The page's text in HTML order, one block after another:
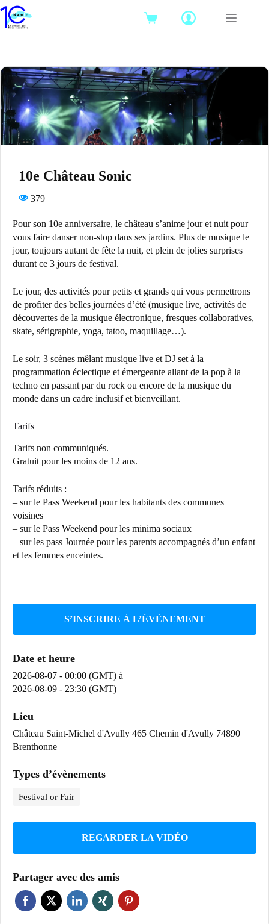
Passer
au
contenu
Panier
10e Château Sonic
379
Pour son 10e anniversaire, le château s’anime jour et nuit pour
vous faire danser non-stop dans ses jardins. Plus de musique le
jour, toujours autant de fête la nuit, et plein de jolies surprises
durant ce 3 jours de festival.
Le jour, des activités pour petits et grands qui vous permettrons
de profiter des belles journées d’été (musique live, activités de
découvertes de la musique électronique, fresques collaboratives,
skate, sérigraphie, yoga, tatoo, maquillage…).
Le soir, 3 scènes mêlant musique live et DJ set à la
programmation éclectique et émergeante allant de la pop à la
techno en passant par du rock ou encore de la musique du
monde dans un cadre inclusif et bienveillant.
Tarifs
Tarifs non communiqués.
Gratuit pour les moins de 12 ans.
Tarifs réduits :
– sur le Pass Weekend pour les habitants des communes
voisines
– sur le Pass Weekend pour les minima sociaux
– sur les pass Journée pour les parents accompagnés d’un enfant
et les femmes enceintes.
S’INSCRIRE À L’ÉVÈNEMENT
Date et heure
2026-08-07 - 00:00 (GMT) à
2026-08-09 - 23:30 (GMT)
Lieu
Château Saint-Michel d'Avully 465 Chemin d'Avully 74890
Brenthonne
Types d’évènements
Festival or Fair
REGARDER LA VIDÉO
Partager avec des amis